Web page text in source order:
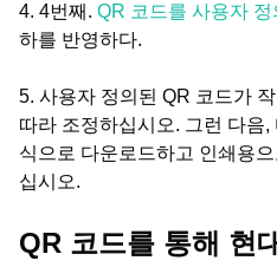
4. 4번째. QR 코드를 사용자 정
하를 반영하다.
5. 사용자 정의된 QR 코드가
따라 조정하십시오. 그런 다음
식으로 다운로드하고 인쇄용
십시오.
QR 코드를 통해 현